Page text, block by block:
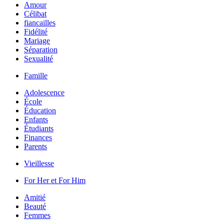
Amour
Célibat
fiancailles
Fidélité
Mariage
Séparation
Sexualité
Famille
Adolescence
École
Éducation
Enfants
Étudiants
Finances
Parents
Vieillesse
For Her et For Him
Amitié
Beauté
Femmes